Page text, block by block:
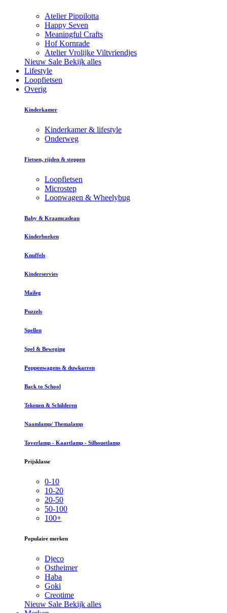
Atelier Pippilotta
Happy Seven
Meaningful Crafts
Hof Kornrade
Atelier Vrolijke Viltvriendjes
Nieuw Sale Bekijk alles
Lifestyle
Loopfietsen
Overig
Kinderkamer
Kinderkamer & lifestyle
Onderweg
Fietsen, rijden & steppen
Loopfietsen
Microstep
Loopwagen & Wheelybug
Baby & Kraamcadeau
Kinderboeken
Knuffels
Kinderservies
Maileg
Puzzels
Spellen
Spel & Beweging
Poppenwagens & duwkarren
Back to School
Tekenen & Schilderen
Naamlamp/ Themalamp
Toverlamp - Kaartlamp - Silhouetlamp
Prijsklasse
0-10
10-20
20-50
50-100
100+
Populaire merken
Djeco
Ostheimer
Haba
Goki
Creotime
Nieuw Sale Bekijk alles